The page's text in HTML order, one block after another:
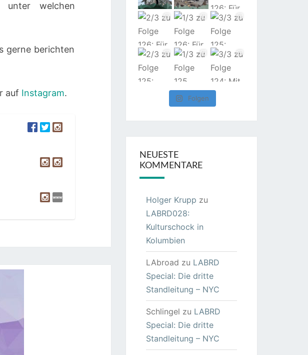
welchen
gerne berichten
auf Instagram.
Folgen
NEUESTE
KOMMENTARE
Holger Krupp zu
LABRD028:
Kulturschock in
Kolumbien
LAbroad zu LABRD
Special: Die dritte
Standleitung – NYC
Schlingel zu LABRD
Special: Die dritte
Standleitung – NYC